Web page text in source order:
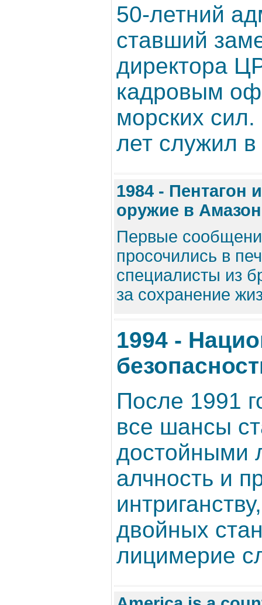
50-летний
ставший
директора
кадровым
морских
лет служил
1984 - Пентагон
оружие в
Первые
просочились в
специалисты из
за сохранение
1994 -
После 1991
все шансы
достойными
алчность и
двойных
лицимерие